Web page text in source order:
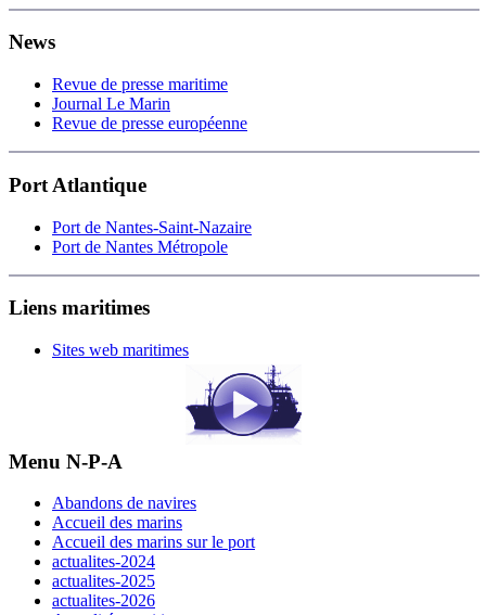
News
Revue de presse maritime
Journal Le Marin
Revue de presse européenne
Port Atlantique
Port de Nantes-Saint-Nazaire
Port de Nantes Métropole
Liens maritimes
Sites web maritimes
Menu N-P-A
Abandons de navires
Accueil des marins
Accueil des marins sur le port
actualites-2024
actualites-2025
actualites-2026